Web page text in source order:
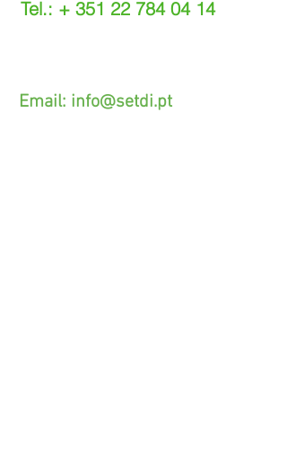
Tel.: + 351 22 784 04 14
Email: info@setdi.pt